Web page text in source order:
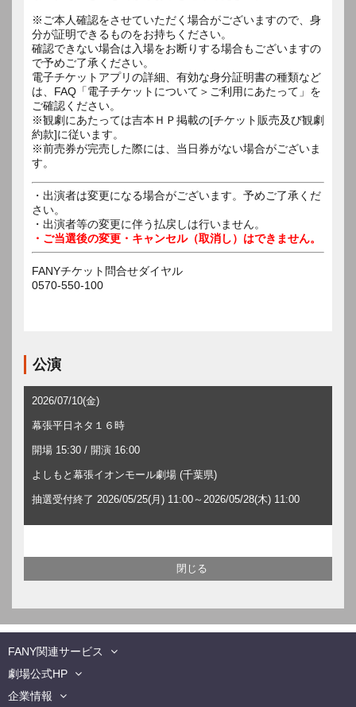
※ご本人確認をさせていただく場合がございますので、身
分が証明できるものをお持ちください。
確認できない場合は入場をお断りする場合もございますの
で予めご了承ください。
電子チケットアプリの詳細、有効な身分証明書の種類など
は、FAQ「電子チケットについて＞ご利用にあたって」を
ご確認ください。
※観劇にあたっては吉本ＨＰ掲載の[チケット販売及び観劇
約款]に従います。
※前売券が完売した際には、当日券がない場合がございま
す。
・出演者は変更になる場合がございます。予めご了承くだ
さい。
・出演者等の変更に伴う払戻しは行いません。
・ご当選後の変更・キャンセル（取消し）はできません。
FANYチケット問合せダイヤル
0570-550-100
公演
2026/07/10(金)
幕張平日ネタ１６時
開場 15:30 / 開演 16:00
よしもと幕張イオンモール劇場 (千葉県)
抽選受付終了 2026/05/25(月) 11:00～2026/05/28(木) 11:00
FANY関連サービス
劇場公式HP
企業情報